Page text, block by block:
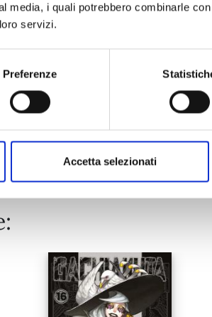
media, i quali potrebbero combinarle
servizi.
Preferenze
Accetta selezionati
02/06/2026
€ 6,90
Mostra tutto